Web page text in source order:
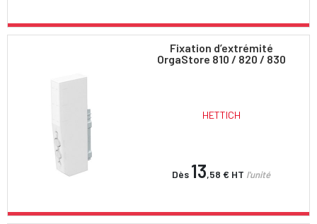
Fixation d’extrémité
OrgaStore 810 / 820 / 830
HETTICH
Dès 13,58 € HT l'unité